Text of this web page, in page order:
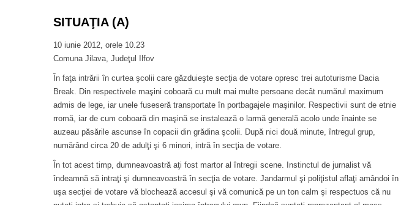
SITUAŢIA (A)
10 iunie 2012, orele 10.23
Comuna Jilava, Judeţul Ilfov
În faţa intrării în curtea şcolii care găzduieşte secţia de votare opresc trei autoturisme Dacia
Break. Din respectivele maşini coboară cu mult mai multe persoane decât numărul maximum
admis de lege, iar unele fuseseră transportate în portbagajele maşinilor. Respectivii sunt de etnie
rromă, iar de cum coboară din maşină se instalează o larmă generală acolo unde înainte se
auzeau păsările ascunse în copacii din grădina şcolii. După nici două minute, întregul grup,
numărând circa 20 de adulţi şi 6 minori, intră în secţia de votare.
În tot acest timp, dumneavoastră aţi fost martor al întregii scene. Instinctul de jurnalist vă
îndeamnă să intraţi şi dumneavoastră în secţia de votare. Jandarmul şi poliţistul aflaţi amândoi în
uşa secţiei de votare vă blochează accesul şi vă comunică pe un ton calm şi respectuos că nu